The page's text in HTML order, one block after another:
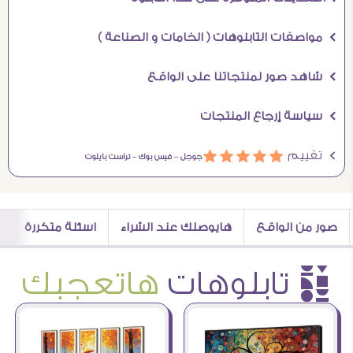
Ö مواصفات التابلوهات ( الخامات و الصناعة )
Ö شاهد صور لمنتجاتنا على الواقع
Ö سياسة إرجاع المنتجات
Ö تقييم áááááجوجل –فيس بوك –تراست بايلوت
صور من الواقع هايوصلك عند الشراء اسئلة متكررة
è تابلوهات هاتعجبك